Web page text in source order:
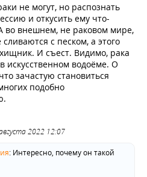
не могут, но распознать
и откусить ему что-
во внешнем, не раковом мире,
с песком, а этого
И съест. Видимо, рака
искусственном водоёме. О
зачастую становиться
подобно
2022 12:07
: Интересно, почему он такой